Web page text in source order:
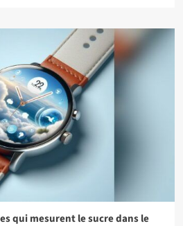
qui mesurent le sucre dans le